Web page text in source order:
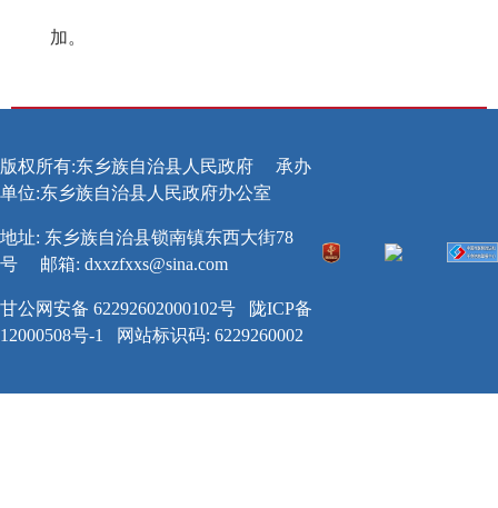
加。
版权所有:东乡族自治县人民政府
承办
单位:东乡族自治县人民政府办公室
地址: 东乡族自治县锁南镇东西大街78
号
邮箱: dxxzfxxs@sina.com
甘公网安备 62292602000102号
陇ICP备
12000508号-1
网站标识码: 6229260002